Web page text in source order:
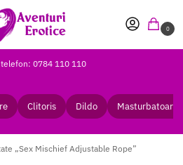
0
0784 110 110
Clitoris Dildo Masturbatoare
„Sex Mischief Adjustable Rope”